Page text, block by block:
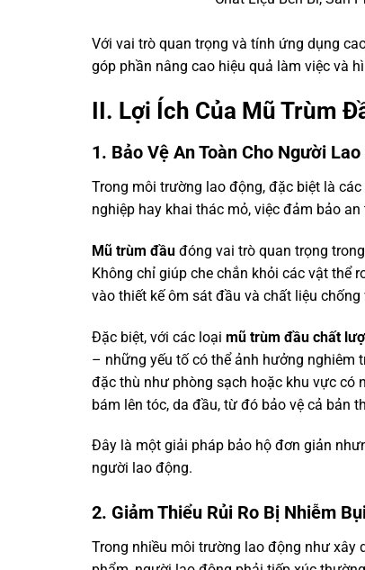
Với vai trò quan trọng và tính ứng dụng
góp phần nâng cao hiệu quả làm việc và
II. Lợi Ích Của Mũ Trùm
1. Bảo Vệ An Toàn Cho Người
Trong môi trường lao động, đặc biệt là
nghiệp hay khai thác mỏ, việc đảm bảo
Mũ trùm đầu đóng vai trò quan trọng
Không chỉ giúp che chắn khỏi các vật thể
vào thiết kế ôm sát đầu và chất liệu chống
Đặc biệt, với các loại mũ trùm đầu chất
– những yếu tố có thể ảnh hưởng nghiêm
đặc thù như phòng sạch hoặc khu vực có
bám lên tóc, da đầu, từ đó bảo vệ cả bản
Đây là một giải pháp bảo hộ đơn giản
người lao động.
2. Giảm Thiểu Rủi Ro Bị Nhiễm
Trong nhiều môi trường lao động như xây